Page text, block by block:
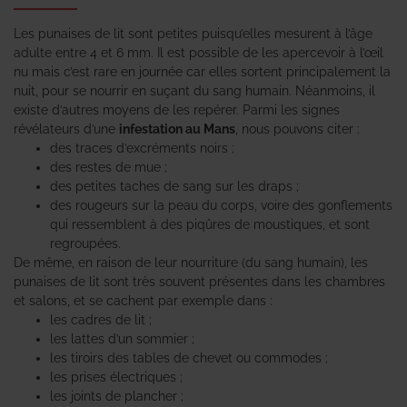
Les punaises de lit sont petites puisqu’elles mesurent à l’âge
adulte entre 4 et 6 mm. Il est possible de les apercevoir à l’œil
nu mais c’est rare en journée car elles sortent principalement la
nuit, pour se nourrir en suçant du sang humain. Néanmoins, il
existe d’autres moyens de les repérer. Parmi les signes
révélateurs d’une infestation au Mans , nous pouvons citer :
des traces d’excréments noirs ;
des restes de mue ;
des petites taches de sang sur les draps ;
des rougeurs sur la peau du corps, voire des gonflements
qui ressemblent à des piqûres de moustiques, et sont
regroupées.
De même, en raison de leur nourriture (du sang humain), les
punaises de lit sont très souvent présentes dans les chambres
et salons, et se cachent par exemple dans :
les cadres de lit ;
les lattes d’un sommier ;
les tiroirs des tables de chevet ou commodes ;
les prises électriques ;
les joints de plancher ;